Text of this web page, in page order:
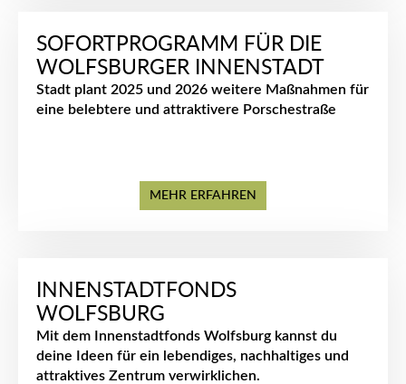
SOFORTPROGRAMM FÜR DIE
WOLFSBURGER INNENSTADT
Stadt plant 2025 und 2026 weitere Maßnahmen für
eine belebtere und attraktivere Porschestraße
MEHR ERFAHREN
INNENSTADTFONDS
WOLFSBURG
Mit dem Innenstadtfonds Wolfsburg kannst du
deine Ideen für ein lebendiges, nachhaltiges und
attraktives Zentrum verwirklichen.